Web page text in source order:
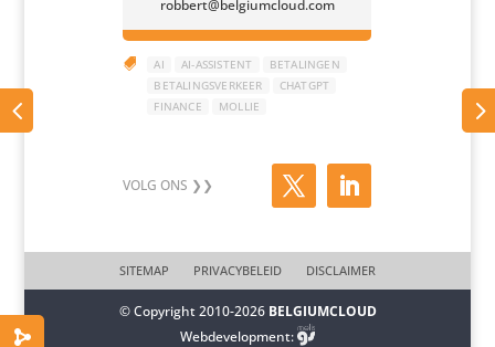
robbert@belgiumcloud.com
 AI AI-ASSISTENT
BETALINGEN
BETALINGSVERKEER
CHATGPT
FINANCE
MOLLIE
SITEMAP PRIVACYBELEID DISCLAIMER
© Copyright 2010-2026 BELGIUMCLOUD
Webdevelopment: